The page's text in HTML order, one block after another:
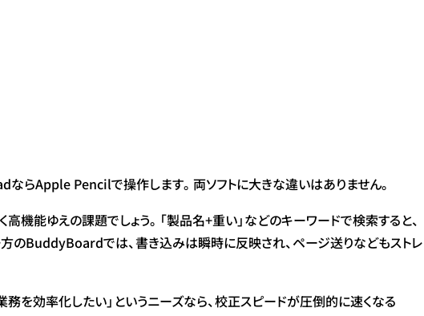
らApple Pencilで操作します。両ソフトに大きな違いはありません。
機能ゆえの課題でしょう。「製品名+重い」などのキーワードで検索すると、
のBuddyBoardでは、書き込みは瞬時に反映され、ページ送りなどもストレ
を効率化したい」というニーズなら、校正スピードが圧倒的に速くなる